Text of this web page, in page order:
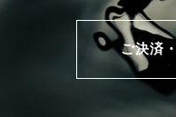
ご決済